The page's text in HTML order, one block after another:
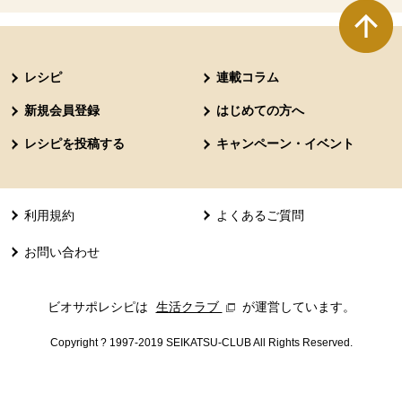
レシピ 連載コラム
新規会員登録 はじめての方へ
レシピを投稿する キャンペーン・イベント
利用規約 よくあるご質問
お問い合わせ
ビオサポレシピは 生活クラブ 別のウィンドウで開きます。
が運営しています。
Copyright ? 1997-2019 SEIKATSU-CLUB All Rights Reserved.